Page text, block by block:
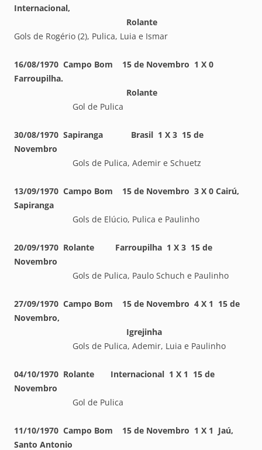
Internacional,
Rolante
Gols de Rogério (2), Pulica, Luia e Ismar
16/08/1970 Campo Bom 15 de Novembro 1 X 0
Farroupilha.
Rolante
Gol de Pulica
30/08/1970 Sapiranga Brasil 1 X 3 15 de
Novembro
Gols de Pulica, Ademir e Schuetz
13/09/1970 Campo Bom 15 de Novembro 3 X 0 Cairú,
Sapiranga
Gols de Elúcio, Pulica e Paulinho
20/09/1970 Rolante Farroupilha 1 X 3 15 de
Novembro
Gols de Pulica, Paulo Schuch e Paulinho
27/09/1970 Campo Bom 15 de Novembro 4 X 1 15 de
Novembro,
Igrejinha
Gols de Pulica, Ademir, Luia e Paulinho
04/10/1970 Rolante Internacional 1 X 1 15 de
Novembro
Gol de Pulica
11/10/1970 Campo Bom 15 de Novembro 1 X 1 Jaú,
Santo Antonio